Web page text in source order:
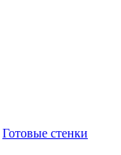
Готовые стенки